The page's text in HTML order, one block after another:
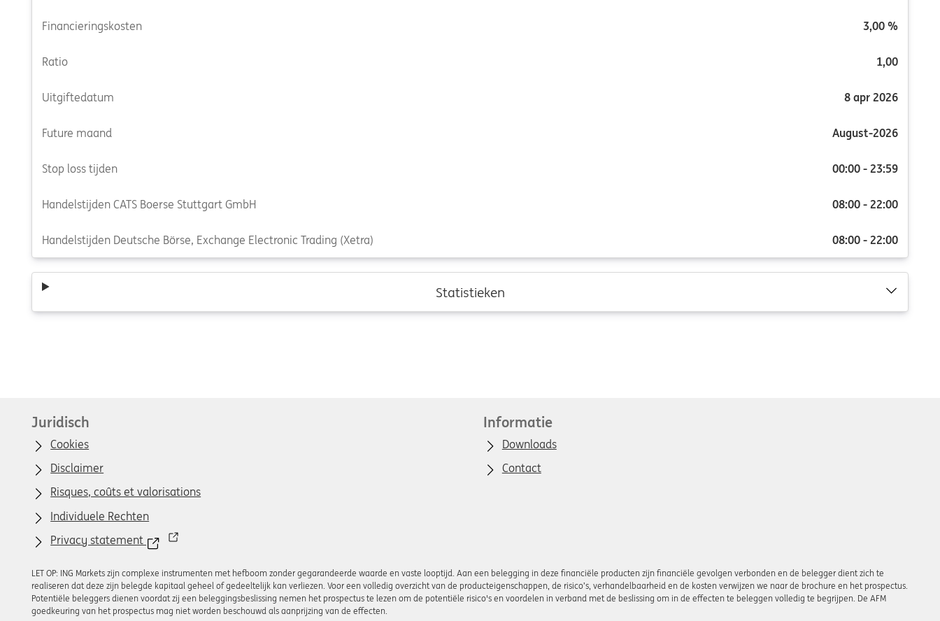
Financieringskosten 3,00 %
Ratio 1,00
Uitgiftedatum 8 apr 2026
Future maand August-2026
Stop loss tijden 00:00 - 23:59
Handelstijden CATS Boerse Stuttgart GmbH 08:00 - 22:00
Handelstijden Deutsche Börse, Exchange Electronic Trading (Xetra) 08:00 - 22:00
Statistieken
Juridisch
Cookies
Disclaimer
Risques, coûts et valorisations
Individuele Rechten
Privacy statement
Informatie
Downloads
Contact
LET OP: ING Markets zijn complexe instrumenten met hefboom zonder gegarandeerde waarde en vaste looptijd. Aan een belegging in deze financiële producten zijn financiële gevolgen verbonden en de belegger dient zich te
realiseren dat deze zijn belegde kapitaal geheel of gedeeltelijk kan verliezen. Voor een volledig overzicht van de producteigenschappen, de risico’s, verhandelbaarheid en de kosten verwijzen we naar de brochure en het prospectus.
Potentiële beleggers dienen voordat zij een beleggingsbeslissing nemen het prospectus te lezen om de potentiële risico's en voordelen in verband met de beslissing om in de effecten te beleggen volledig te begrijpen. De AFM
goedkeuring van het prospectus mag niet worden beschouwd als aanprijzing van de effecten.